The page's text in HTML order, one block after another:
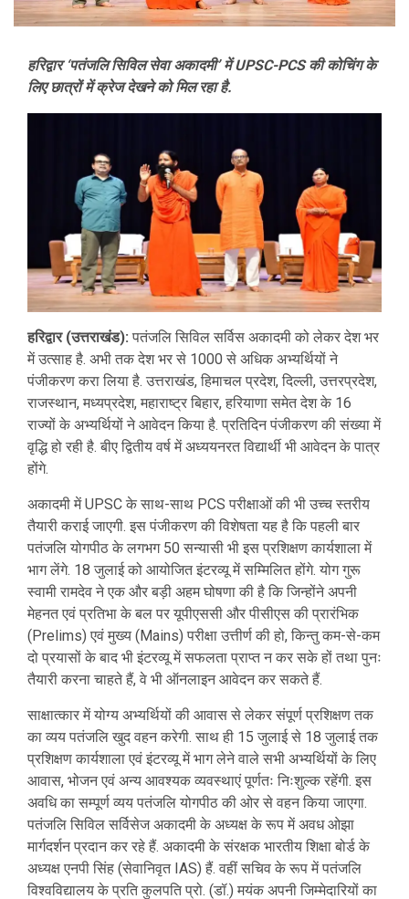
हरिद्वार ‘पतंजलि सिविल सेवा अकादमी’ में UPSC-PCS की कोचिंग के
लिए छात्रों में क्रेज देखने को मिल रहा है.
हरिद्वार (उत्तराखंड): पतंजलि सिविल सर्विस अकादमी को लेकर देश भर
में उत्साह है. अभी तक देश भर से 1000 से अधिक अभ्यर्थियों ने
पंजीकरण करा लिया है. उत्तराखंड, हिमाचल प्रदेश, दिल्ली, उत्तरप्रदेश,
राजस्थान, मध्यप्रदेश, महाराष्ट्र बिहार, हरियाणा समेत देश के 16
राज्यों के अभ्यर्थियों ने आवेदन किया है. प्रतिदिन पंजीकरण की संख्या में
वृद्धि हो रही है. बीए द्वितीय वर्ष में अध्ययनरत विद्यार्थी भी आवेदन के पात्र
होंगे.
अकादमी में UPSC के साथ-साथ PCS परीक्षाओं की भी उच्च स्तरीय
तैयारी कराई जाएगी. इस पंजीकरण की विशेषता यह है कि पहली बार
पतंजलि योगपीठ के लगभग 50 सन्यासी भी इस प्रशिक्षण कार्यशाला में
भाग लेंगे. 18 जुलाई को आयोजित इंटरव्यू में सम्मिलित होंगे. योग गुरू
स्वामी रामदेव ने एक और बड़ी अहम घोषणा की है कि जिन्होंने अपनी
मेहनत एवं प्रतिभा के बल पर यूपीएससी और पीसीएस की प्रारंभिक
(Prelims) एवं मुख्य (Mains) परीक्षा उत्तीर्ण की हो, किन्तु कम-से-कम
दो प्रयासों के बाद भी इंटरव्यू में सफलता प्राप्त न कर सके हों तथा पुनः
तैयारी करना चाहते हैं, वे भी ऑनलाइन आवेदन कर सकते हैं.
साक्षात्कार में योग्य अभ्यर्थियों की आवास से लेकर संपूर्ण प्रशिक्षण तक
का व्यय पतंजलि खुद वहन करेगी. साथ ही 15 जुलाई से 18 जुलाई तक
प्रशिक्षण कार्यशाला एवं इंटरव्यू में भाग लेने वाले सभी अभ्यर्थियों के लिए
आवास, भोजन एवं अन्य आवश्यक व्यवस्थाएं पूर्णतः निःशुल्क रहेंगी. इस
अवधि का सम्पूर्ण व्यय पतंजलि योगपीठ की ओर से वहन किया जाएगा.
पतंजलि सिविल सर्विसेज अकादमी के अध्यक्ष के रूप में अवध ओझा
मार्गदर्शन प्रदान कर रहे हैं. अकादमी के संरक्षक भारतीय शिक्षा बोर्ड के
अध्यक्ष एनपी सिंह (सेवानिवृत IAS) हैं. वहीं सचिव के रूप में पतंजलि
विश्वविद्यालय के प्रति कुलपति प्रो. (डॉ.) मयंक अपनी जिम्मेदारियों का